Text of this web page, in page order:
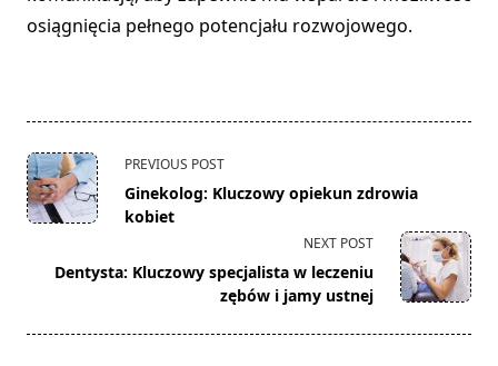
osiągnięcia pełnego potencjału rozwojowego.
<span
class="nav-
subtitle
reader-
PREVIOUS POST
Ginekolog: Kluczowy opiekun zdrowia
kobiet
NEXT POST
Dentysta: Kluczowy specjalista w leczeniu
zębów i jamy ustnej